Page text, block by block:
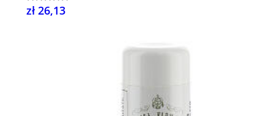
zł 26,13